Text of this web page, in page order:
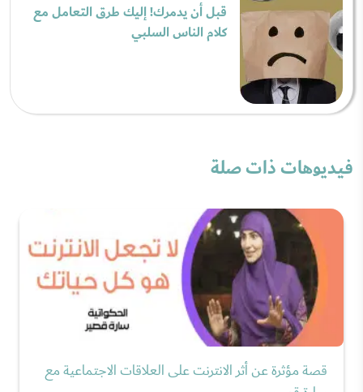
قبل أن يدمرك! إليك طرق التعامل مع
كلام الناس السلبي
فيديوهات ذات صلة
قصة مؤثرة عن أثر الانترنت على العلاقات الاجتماعية مع